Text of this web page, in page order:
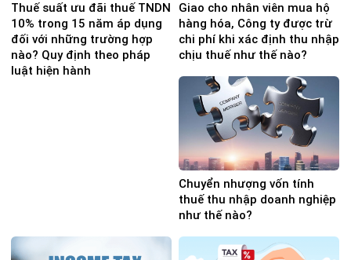
Thuế suất ưu đãi thuế TNDN
10% trong 15 năm áp dụng
đối với những trường hợp
nào? Quy định theo pháp
luật hiện hành
Giao cho nhân viên mua hộ
hàng hóa, Công ty được trừ
chi phí khi xác định thu nhập
chịu thuế như thế nào?
Chuyển nhượng vốn tính
thuế thu nhập doanh nghiệp
như thế nào?